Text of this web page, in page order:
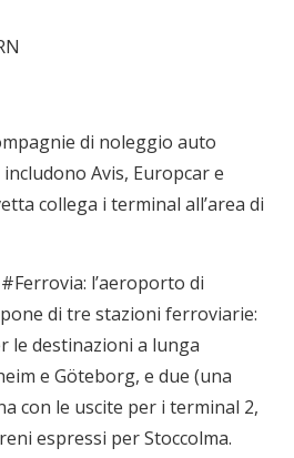
di noleggio auto
Avis, Europcar e
collega i terminal all’area di
l’aeroporto di
di tre stazioni ferroviarie:
le destinazioni a lunga
e Göteborg, e due (una
con le uscite per i terminal 2,
espressi per Stoccolma.